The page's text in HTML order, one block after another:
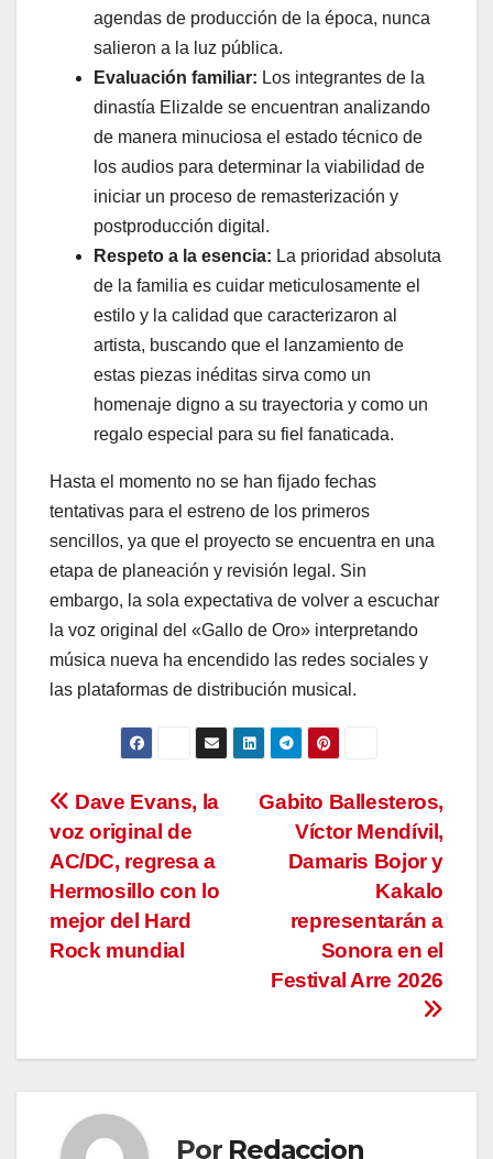
agendas de producción de la época, nunca
salieron a la luz pública.
Evaluación familiar: Los integrantes de la
dinastía Elizalde se encuentran analizando
de manera minuciosa el estado técnico de
los audios para determinar la viabilidad de
iniciar un proceso de remasterización y
postproducción digital.
Respeto a la esencia: La prioridad absoluta
de la familia es cuidar meticulosamente el
estilo y la calidad que caracterizaron al
artista, buscando que el lanzamiento de
estas piezas inéditas sirva como un
homenaje digno a su trayectoria y como un
regalo especial para su fiel fanaticada.
Hasta el momento no se han fijado fechas
tentativas para el estreno de los primeros
sencillos, ya que el proyecto se encuentra en una
etapa de planeación y revisión legal. Sin
embargo, la sola expectativa de volver a escuchar
la voz original del «Gallo de Oro» interpretando
música nueva ha encendido las redes sociales y
las plataformas de distribución musical.
Navegación
de
entradas
Gabito Ballesteros,
Víctor Mendívil,
Damaris Bojor y
Kakalo
representarán a
Sonora en el
Festival Arre 2026
Dave Evans, la
voz original de
AC/DC, regresa a
Hermosillo con lo
mejor del Hard
Rock mundial
Por Redaccion